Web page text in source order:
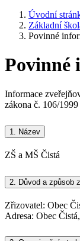
Úvodní
Základní
Povinné
Povinné
Informace
zákona č. 106/
1. Název
ZŠ a MŠ Čistá
2. Důvod a způsob
Zřizovatel: Obec
Adresa: Obec